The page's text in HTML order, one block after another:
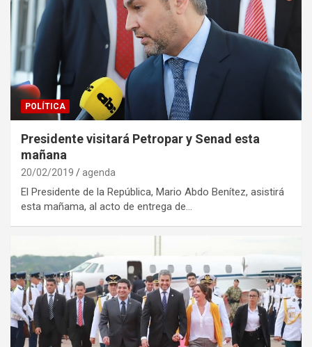
POLÍTICA
Presidente visitará Petropar y Senad esta
mañana
20/02/2019 agenda
El Presidente de la República, Mario Abdo Benítez, asistirá
esta mañama, al acto de entrega de…